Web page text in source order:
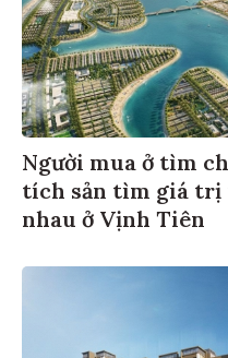
Người mua ở tìm
tích sản tìm giá trị
nhau ở Vịnh Tiên